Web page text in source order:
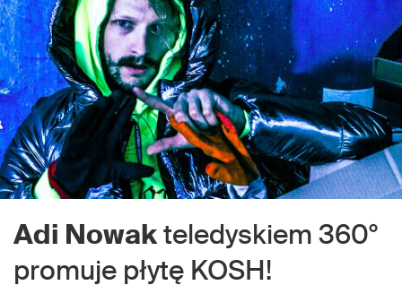
Adi Nowakteledyskiem 360°
promuje płytę KOSH!